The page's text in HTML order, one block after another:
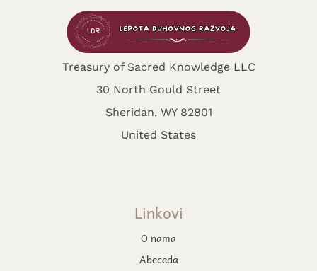
Treasury of Sacred Knowledge LLC
30 North Gould Street
Sheridan, WY 82801
United States
Linkovi
O nama
Abeceda